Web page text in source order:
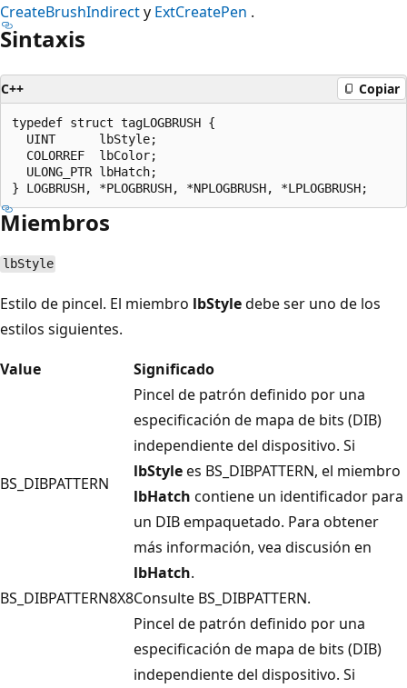
CreateBrushIndirecty ExtCreatePen .
Sintaxis
C++ Copiar
typedef struct tagLOGBRUSH {
  UINT      lbStyle;
  COLORREF  lbColor;
  ULONG_PTR lbHatch;
Miembros
lbStyle
Estilo de pincel. El miembro lbStyledebe ser uno de los
estilos siguientes.
Value
Significado
BS_DIBPATTERN
Pincel de patrón definido por una
especificación de mapa de bits (DIB)
independiente del dispositivo. Si
lbStylees BS_DIBPATTERN, el miembro
lbHatch contiene un identificador para
un DIB empaquetado. Para obtener
más información, vea discusión en
lbHatch.
BS_DIBPATTERN8X8Consulte BS_DIBPATTERN.
Pincel de patrón definido por una
especificación de mapa de bits (DIB)
independiente del dispositivo. Si